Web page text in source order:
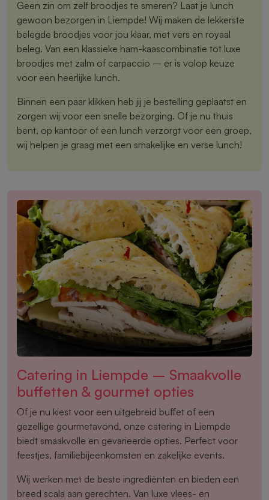
Geen zin om zelf broodjes te smeren? Laat je lunch
gewoon bezorgen in Liempde! Wij maken de lekkerste
belegde broodjes voor jou klaar, met vers en royaal
beleg. Van een klassieke ham-kaascombinatie tot luxe
broodjes met zalm of carpaccio – er is volop keuze
voor een heerlijke lunch.
Binnen een paar klikken heb jij je bestelling geplaatst en
zorgen wij voor een snelle bezorging. Of je nu thuis
bent, op kantoor of een lunch verzorgt voor een groep,
wij helpen je graag met een smakelijke en verse lunch!
Catering in Liempde – Smaakvolle
buffetten & gourmet opties
Of je nu kiest voor een uitgebreid buffet of een
gezellige gourmetavond, onze catering in Liempde
biedt smaakvolle en gevarieerde opties. Perfect voor
feestjes, familiebijeenkomsten en zakelijke events.
Wij werken met de beste ingrediënten en bieden een
breed scala aan gerechten. Van luxe vlees- en